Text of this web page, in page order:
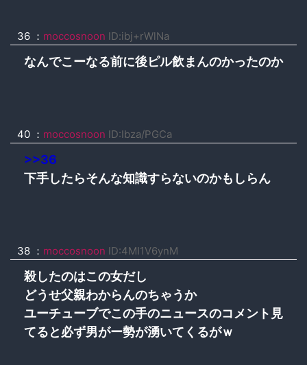
36 ： moccosnoon ID:ibj+rWlNa
なんでこーなる前に後ピル飲まんのかったのか
40 ： moccosnoon ID:Ibza/PGCa
>>36
下手したらそんな知識すらないのかもしらん
38 ： moccosnoon ID:4MI1V6ynM
殺したのはこの女だし
どうせ父親わからんのちゃうか
ユーチューブでこの手のニュースのコメント見
てると必ず男がー勢が湧いてくるがｗ